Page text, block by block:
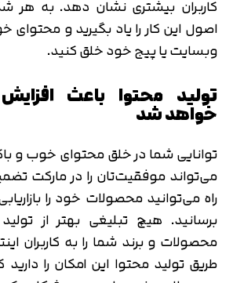
کاربران بیشتری نشان دهد. به هر
اصول این کار را یاد بگیرید و محتوای
وبسایت یا پیج خود خلق کنید.
تولید محتوا باعث
خواهد شد
توانایی شما در خلق محتوای خوب و
می‌تواند موفقیت‌تان را در مارکت
راه می‌توانید محصولات خود را
برسانید. هیچ تبلیغی بهتر از
محصولات و برند شما را به کاربران
طریق تولید محتوا این امکان را